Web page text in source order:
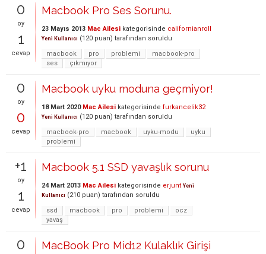
0
oy
1
cevap
Macbook Pro Ses Sorunu.
23 Mayıs 2013 Mac Ailesi kategorisinde californianroll
Yeni Kullanıcı (120 puan) tarafından soruldu
macbook
pro problemi
macbook-pro
ses
çıkmıyor
0
oy
0
cevap
Macbook uyku moduna geçmiyor!
18 Mart 2020 Mac Ailesi kategorisinde furkancelik32
Yeni Kullanıcı (120 puan) tarafından soruldu
macbook-pro
macbook uyku-modu
uyku
problemi
+1
oy
1
cevap
Macbook 5.1 SSD yavaşlık sorunu
24 Mart 2013 Mac Ailesi kategorisinde erjunt Yeni
Kullanıcı (210 puan) tarafından soruldu
ssd
macbook pro problemi
ocz
yavaş
0
MacBook Pro Mid12 Kulaklık Girişi